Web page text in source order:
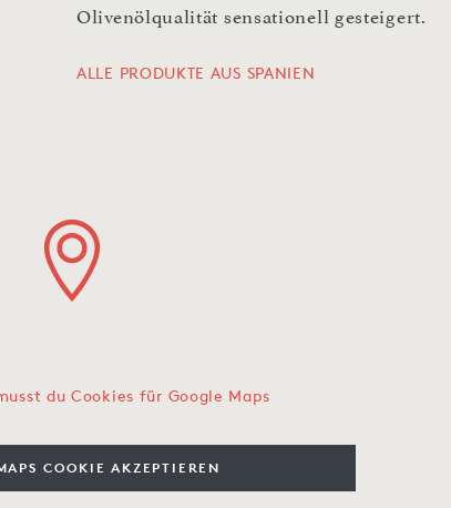
Olivenölqualität sensationell gesteigert.
ALLE PRODUKTE AUS SPANIEN
du Cookies für Google Maps
COOKIE AKZEPTIEREN